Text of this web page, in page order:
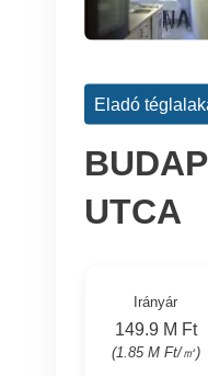
Eladó
UTCA
Irányár
149.9 M Ft
(1.85 M Ft/㎡)